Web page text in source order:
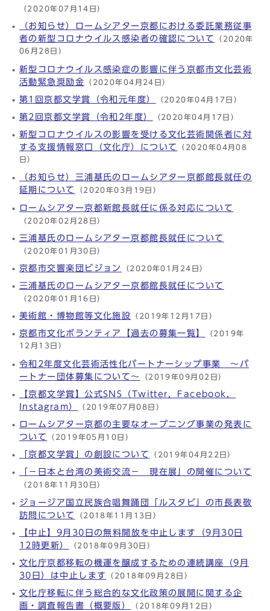
（2020年07月14日）
（お知らせ）ロームシアター京都における委託業務従事
者の新型コロナウイルス感染者の確認について
（2020年
06月28日）
新型コロナウイルス感染症の影響に伴う京都市文化芸術
活動緊急奨励金 （2020年04月24日）
第1回京都文学賞（令和元年度） （2020年04月17日）
第2回京都文学賞（令和2年度） （2020年04月17日）
新型コロナウイルスの影響を受ける文化芸術関係者に対
する支援情報窓口（文化庁）について
（2020年04月08
日）
（お知らせ）三浦基氏のロームシアター京都館長就任の
延期について
（2020年03月19日）
ロームシアター京都新館長就任に係る対応について
（2020年02月28日）
三浦基氏のロームシアター京都館長就任について
（2020年01月30日）
京都市交響楽団ビジョン （2020年01月24日）
三浦基氏のロームシアター京都館長就任について
（2020年01月16日）
美術館・博物館等文化施設 （2019年12月17日）
京都市文化ボランティア【過去の募集一覧】 （2019年
12月13日）
令和2年度文化芸術活性化パートナーシップ事業 ～パ
ートナー団体募集について～
（2019年09月02日）
【京都文学賞】公式SNS（Twitter，Facebook，
Instagram）
（2019年07月08日）
ロームシアター京都の主要なオープニング事業の発表に
ついて
（2019年05月10日）
「京都文学賞」の創設について （2019年04月22日）
「－日本と台湾の美術交流－ 現在展」の開催について
（2018年11月30日）
ジョージア国立民族合唱舞踊団「ルスタビ」の市長表敬
訪問について
（2018年11月13日）
【中止】9月30日の無料開放を中止します（9月30日
12時更新）
（2018年09月30日）
文化庁京都移転の機運を醸成するための連続講座（9月
30日）は中止します
（2018年09月28日）
文化庁移転に伴う総合的な文化政策の展開に関する企
画・調査報告書（概要版）
（2018年09月12日）